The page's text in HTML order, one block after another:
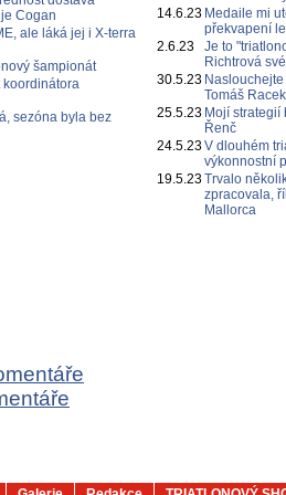
Cogan
ale láká jej i X-terra
šampionát
koordinátora
sezóna byla bez
14.6.23 Medaile mi
překvapení
2.6.23
Je to
Richtrová
30.5.23
Tomáš Racek
25.5.23 Mojí strategií
Řenč
24.5.23V dlouhém
výkonnostní
19.5.23Trvalo
zpracovala,
Mallorca